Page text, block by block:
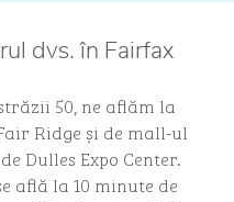
dvs. în Fairfax
50, ne aflăm la
Ridge și de mall-ul
Dulles Expo Center.
află la 10 minute de